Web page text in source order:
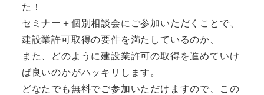
た！
セミナー＋個別相談会にご参加いただくことで、
建設業許可取得の要件を満たしているのか、
また、どのように建設業許可の取得を進めていけ
ば良いのかがハッキリします。
どなたでも無料でご参加いただけますので、この